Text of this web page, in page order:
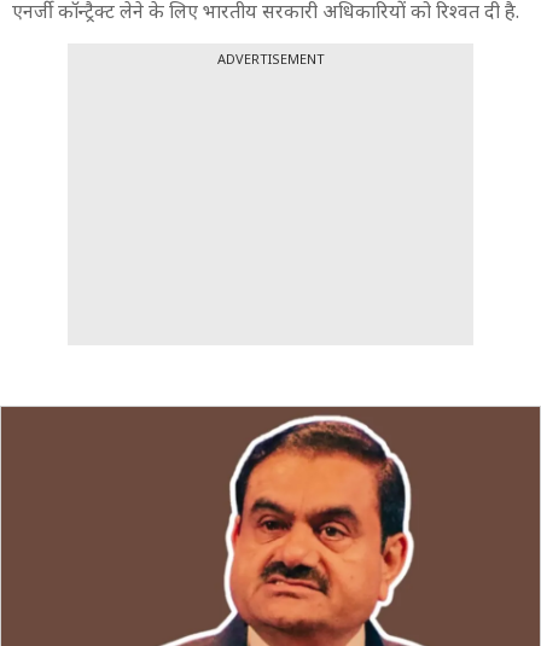
एनर्जी कॉन्ट्रैक्ट लेने के लिए भारतीय सरकारी अधिकारियों को रिश्वत दी है.
ADVERTISEMENT